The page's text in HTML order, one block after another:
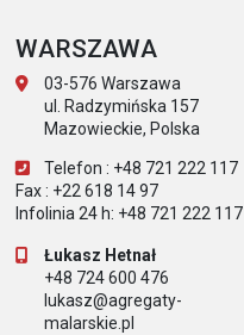
WARSZAWA
03-576 Warszawa
ul. Radzymińska 157
Mazowieckie, Polska
Telefon : +48 721 222 117
Fax : +22 618 14 97
Infolinia 24 h: +48 721 222 117
Łukasz Hetnał
+48 724 600 476
lukasz@agregaty-
malarskie.pl